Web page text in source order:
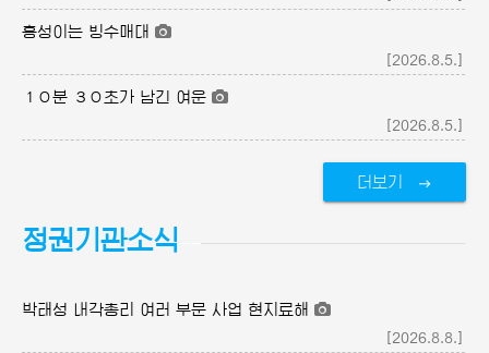
흥성이는 빙수매대
[2026.8.5.]
１０분 ３０초가 남긴 여운
[2026.8.5.]
더보기
정권기관소식
박태성 내각총리 여러 부문 사업 현지료해
[2026.8.8.]